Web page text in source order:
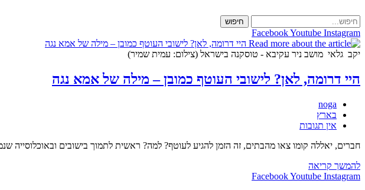
to
content
חיפוש
FacebookYoutube Instagram
יקב גלאי מושב ניר עקיבא - טוסקנה בישראל (צילום: עמית שמיר)
היי דרומה, לאן? לישובי העוטף כמובן – מילה של אמא נגה
מחבר:
noga
קטגוריה:
בארץ
תגובות:
אין תגובות
חברים, יאללה קומו צאו מהבתים, זה הזמן להגיע לעוטף? למה? ראשית לתמוך בישובים
להמשך קריאההיי
דרומה,FacebookYoutube Instagram